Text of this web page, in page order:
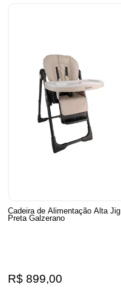
Cadeira de Alimentação Alta Jig
Preta Galzerano
R$ 899,00